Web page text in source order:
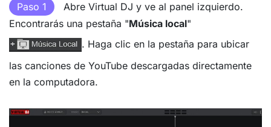
Paso 1
Abre Virtual DJ y ve al panel izquierdo.
Encontrarás una pestaña "Música local"
. Haga clic en la pestaña para ubicar
las canciones de YouTube descargadas directamente
en la computadora.